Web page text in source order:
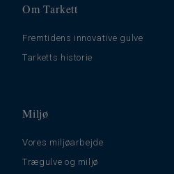
Om Tarkett
Fremtidens innovative gulve
Tarketts historie
Miljø
Vores miljøarbejde
Trægulve og miljø